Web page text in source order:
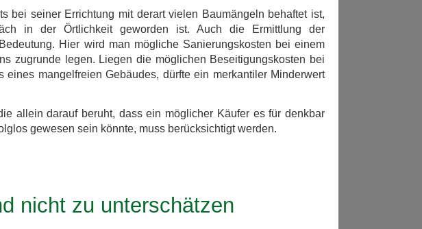
bei seiner Errichtung mit derart vielen Baumängeln behaftet ist,
in der Örtlichkeit geworden ist. Auch die Ermittlung der
Hier wird man mögliche Sanierungskosten bei einem
zugrunde legen. Liegen die möglichen Beseitigungskosten bei
eines mangelfreien Gebäudes, dürfte ein merkantiler Minderwert
allein darauf beruht, dass ein möglicher Käufer es für denkbar
gewesen sein könnte, muss berücksichtigt werden.
nicht zu unterschätzen